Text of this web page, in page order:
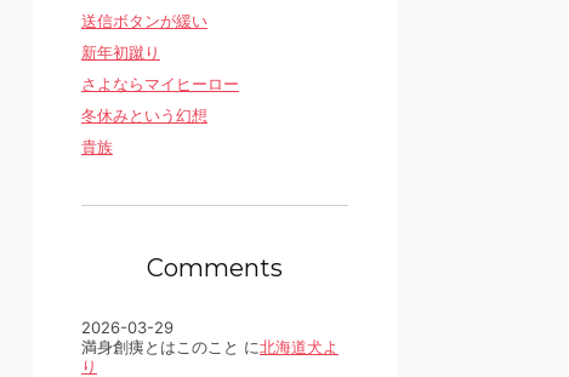
送信ボタンが緩い
新年初蹴り
さよならマイヒーロー
冬休みという幻想
貴族
Comments
2026-03-29
満身創痍とはこのこと に北海道犬よ
り